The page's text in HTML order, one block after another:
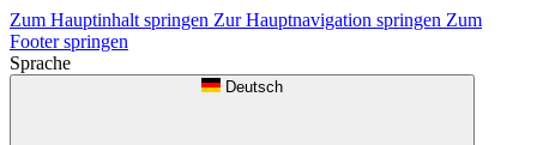
Zum Hauptinhalt springen Zur Hauptnavigation springen Zum
Footer springen
Sprache
Deutsch